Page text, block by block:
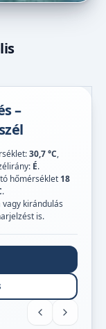
–
30,7 °C,
É.
hőmérséklet 18
.
kirándulás
is.